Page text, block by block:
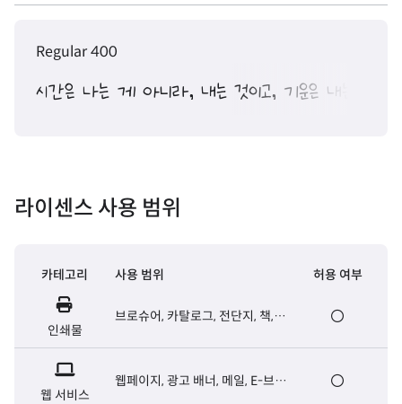
Regular 400
시간은 나는 게 아니라, 내는 것이고, 기운은 내는 게
라이센스 사용 범위
카테고리 사용 범위 허용 여부
인쇄물
브로슈어, 카탈로그, 전단지, 책,
웹 서비스
웹페이지, 광고 배너, 메일, E-브로